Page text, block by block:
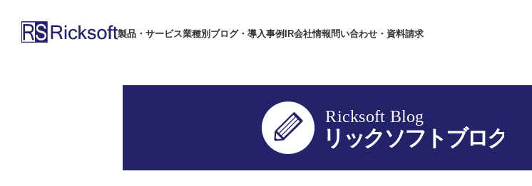
製品・サービス業種別 ブログ・導入事例 IR会社情報 問い合わせ・資料請求